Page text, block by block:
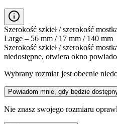
Szerokość szkieł / szerokość
Large – 56 mm / 17 mm / 140 mm
Szerokość szkieł / szerokość
niedostępne, otwiera okno
Wybrany rozmiar jest obecnie
Powiadom mnie, gdy będzie
Nie znasz swojego rozmiaru